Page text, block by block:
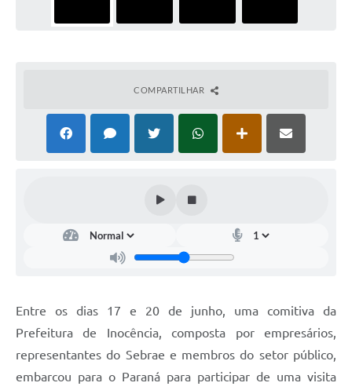
COMPARTILHAR
Entre os dias 17 e 20 de junho, uma comitiva da
Prefeitura de Inocência, composta por empresários,
representantes do Sebrae e membros do setor público,
embarcou para o Paraná para participar de uma visita